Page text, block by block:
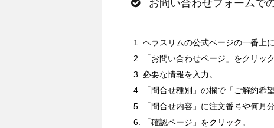
お問い合わせフォームで
ヘラスリムの公式ページの一番上
「お問い合わせページ」をクリック
必要な情報を入力。
「問合せ種別」の欄で「ご解約希
「問合せ内容」に注文番号や何月
「確認ページ」をクリック。